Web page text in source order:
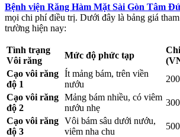
Bệnh viện Răng Hàm Mặt Sài Gòn Tâm
mọi chi phí điều trị. Dưới đây là bảng giá
trường hiện nay:
Tình trạng
Vôi răng
Mức độ phức tạp
Cạo vôi răng
độ 1
Ít mảng bám, trên viền
nướu
Cạo vôi răng
độ 2
Mảng bám nhiều, có viêm
nướu nhẹ
Cạo vôi răng
độ 3
Vôi bám sâu dưới nướu,
viêm nha chu